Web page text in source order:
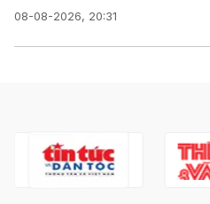
08-08-2026, 20:31